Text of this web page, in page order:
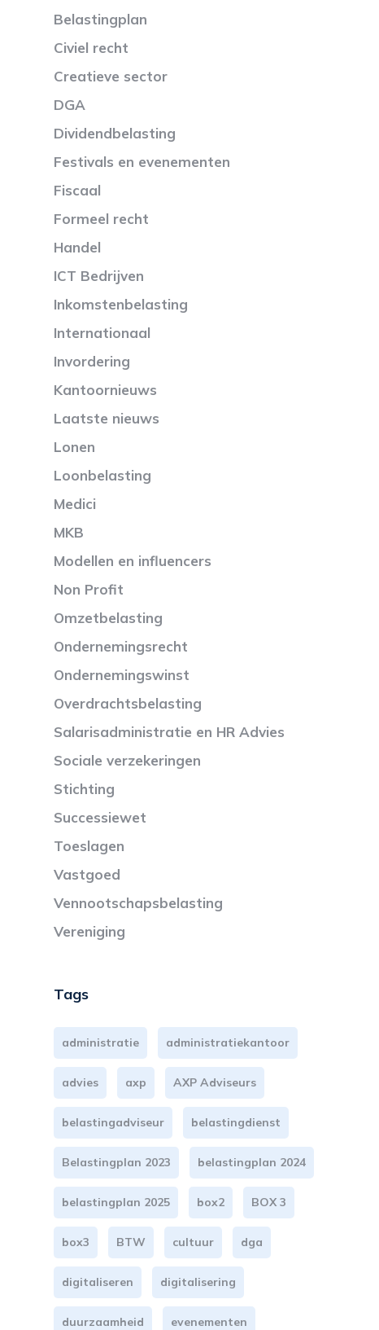
Belastingplan
Civiel recht
Creatieve sector
DGA
Dividendbelasting
Festivals en evenementen
Fiscaal
Formeel recht
Handel
ICT Bedrijven
Inkomstenbelasting
Internationaal
Invordering
Kantoornieuws
Laatste nieuws
Lonen
Loonbelasting
Medici
MKB
Modellen en influencers
Non Profit
Omzetbelasting
Ondernemingsrecht
Ondernemingswinst
Overdrachtsbelasting
Salarisadministratie en HR Advies
Sociale verzekeringen
Stichting
Successiewet
Toeslagen
Vastgoed
Vennootschapsbelasting
Vereniging
Tags
administratie administratiekantoor
advies axp AXP Adviseurs
belastingadviseur belastingdienst
Belastingplan 2023 belastingplan 2024
belastingplan 2025 box2 BOX 3
box3 BTW cultuur dga
digitaliseren digitalisering
duurzaamheid evenementen